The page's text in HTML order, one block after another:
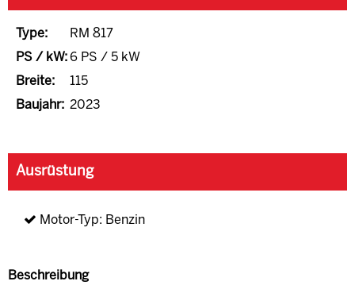
Type:
RM 817
PS / kW: 6 PS / 5 kW
Breite:
115
Baujahr: 2023
Ausrüstung
Motor-Typ: Benzin
Beschreibung